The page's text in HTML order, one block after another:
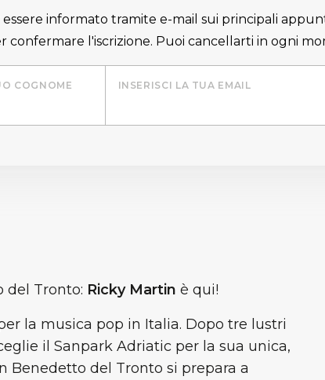
informato tramite e-mail sui principali
l'iscrizione. Puoi cancellarti in ogni
COGNOME INSERISCI LA TUA EMAIL
del Tronto: Ricky Martin è qui!
la musica pop in Italia. Dopo tre lustri
il Sanpark Adriatic per la sua unica,
Benedetto del Tronto si prepara a